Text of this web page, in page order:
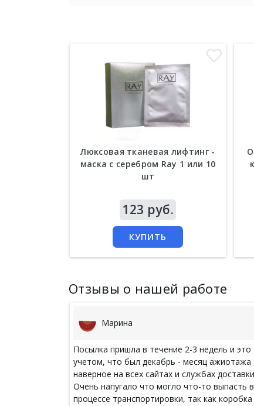
Люксовая тканевая лифтинг -
маска с серебром Ray 1 или 10
шт
123 руб.
КУПИТЬ
Отзывы о нашей работе
Марина
Посылка пришла в течение 2-3 недель и это
учетом, что был декабрь - месяц ажиотажа
наверное на всех сайтах и службах
Очень напугало что могло что-то выпасть в
процессе транспортировки, так как коробка